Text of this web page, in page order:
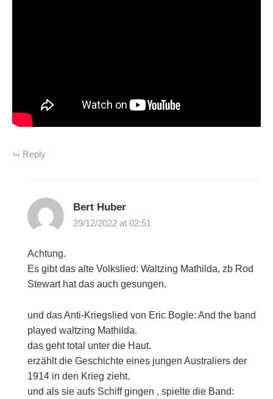
Reply
Bert Huber
29/12/2022 at 02:51
Achtung.
Es gibt das alte Volkslied: Waltzing Mathilda, zb Rod
Stewart hat das auch gesungen.
und das Anti-Kriegslied von Eric Bogle: And the band
played waltzing Mathilda.
das geht total unter die Haut.
erzählt die Geschichte eines jungen Australiers der
1914 in den Krieg zieht.
und als sie aufs Schiff gingen , spielte die Band: